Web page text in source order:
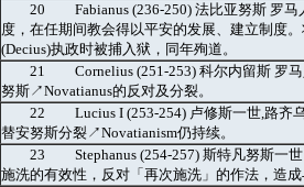
20 Fabianus (236-250) 法比亚努斯 罗马
度，在任期间教会得以平安的发展、建立制度
(Decius)执政时被捕入狱，同年殉道。
21 Cornelius (251-253) 科尔内留斯 罗马
努斯↗Novatianus的反对及分裂。
22 Lucius I (253-254) 卢修斯一世,路齐
替安努斯分裂↗Novatianism仍持续。
23 Stephanus (254-257) 斯特凡努斯一世
施洗的有效性，反对「再次施洗」的作法，造